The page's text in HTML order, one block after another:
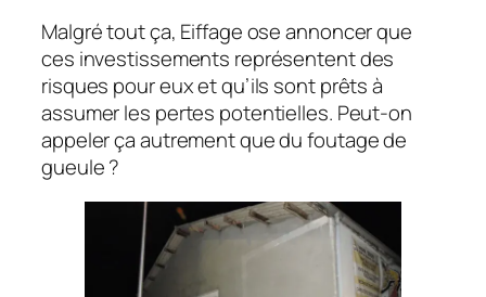
Malgré tout ça, Eiffage ose annoncer que
ces investissements représentent des
risques pour eux et qu’ils sont prêts à
assumer les pertes potentielles. Peut-on
appeler ça autrement que du foutage de
gueule ?